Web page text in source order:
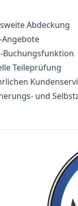
Abdeckung
Buchungsfunktion
Teileprüfung
und